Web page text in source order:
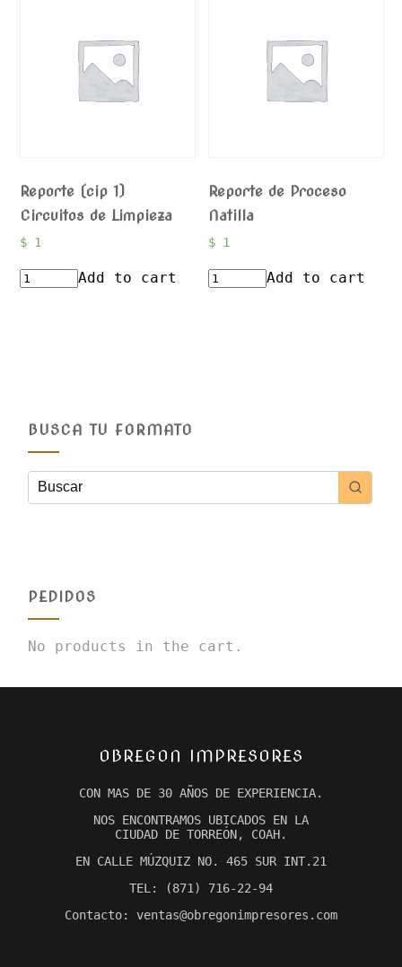
Reporte (cip 1)
Circuitos de Limpieza
$1
Add to cart
Reporte de Proceso
Natilla
$ 1
Add to cart
BUSCA TU FORMATO
PEDIDOS
No products in the cart.
OBREGON IMPRESORES
CON MAS DE 30 AÑOS DE EXPERIENCIA.
NOS ENCONTRAMOS UBICADOS EN LA
CIUDAD DE TORREÓN, COAH.
EN CALLE MÚZQUIZ NO. 465 SUR INT.21
TEL: (871) 716-22-94
Contacto: ventas@obregonimpresores.com